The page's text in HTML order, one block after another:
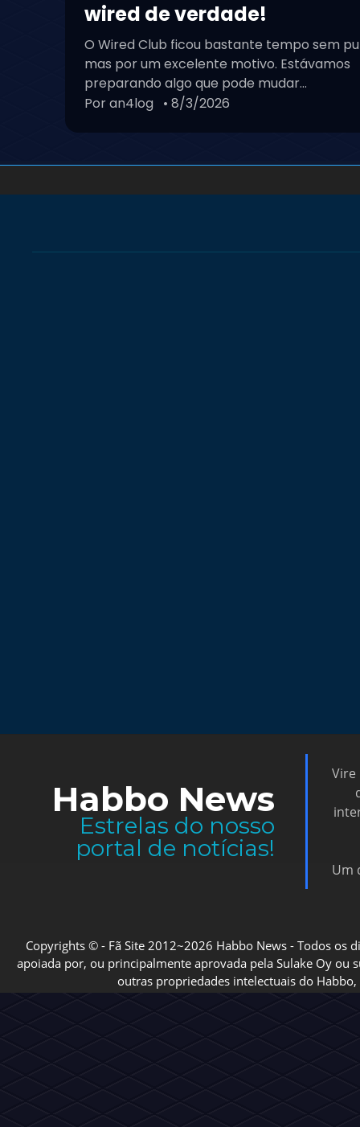
wired de verdade!
O Wired Club ficou bastante tempo sem
mas por um excelente motivo. Estávamos
preparando algo que pode mudar...
Por an4log • 8/3/2026
Habbo News
Estrelas do nosso
portal de notícias!
Vire
Um
Copyrights © - Fã Site 2012~2026 Habbo News - Todos os
apoiada por, ou principalmente aprovada pela Sulake Oy ou
outras propriedades intelectuais do